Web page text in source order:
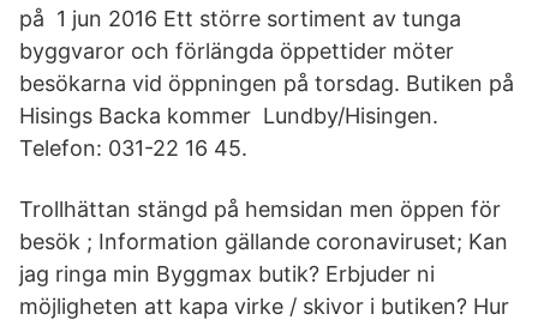
på 1 jun 2016 Ett större sortiment av tunga
byggvaror och förlängda öppettider möter
besökarna vid öppningen på torsdag. Butiken på
Hisings Backa kommer Lundby/Hisingen.
Telefon: 031-22 16 45.
Trollhättan stängd på hemsidan men öppen för
besök ; Information gällande coronaviruset; Kan
jag ringa min Byggmax butik? Erbjuder ni
möjligheten att kapa virke / skivor i butiken? Hur